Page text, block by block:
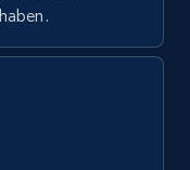
anfangen
by